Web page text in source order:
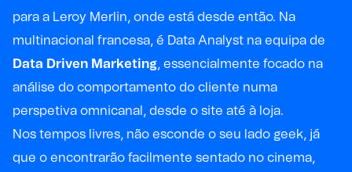
para a Leroy Merlin, onde está desde então. Na
multinacional francesa, é Data Analyst na equipa de
Data Driven Marketing, essencialmente focado na
análise do comportamento do cliente numa
perspetiva omnicanal, desde o site até à loja.
Nos tempos livres, não esconde o seu lado geek, já
que o encontrarão facilmente sentado no cinema,